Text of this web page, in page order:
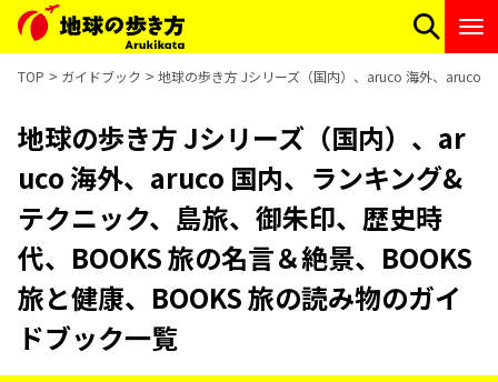
TOP ガイドブック 地球の歩き方 Jシリーズ（国内）、aruco 海外、aruco
地球の歩き方 Jシリーズ（国内）、ar
uco 海外、aruco 国内、ランキング&
テクニック、島旅、御朱印、歴史時
代、BOOKS 旅の名言＆絶景、BOOKS
旅と健康、BOOKS 旅の読み物のガイ
ドブック一覧